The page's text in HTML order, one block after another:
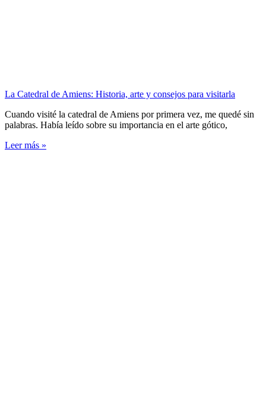
La Catedral de Amiens: Historia, arte y consejos para visitarla
Cuando visité la catedral de Amiens por primera vez, me quedé sin
palabras. Había leído sobre su importancia en el arte gótico,
Leer más »